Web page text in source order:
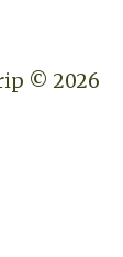
© 2026